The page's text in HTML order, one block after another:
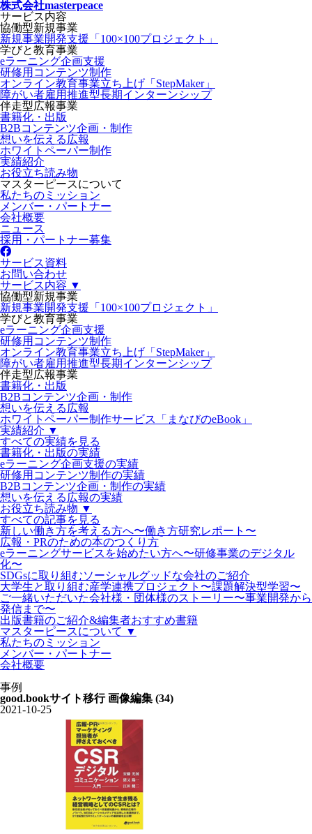
株式会社masterpeace
サービス内容
協働型新規事業
新規事業開発支援「100×100プロジェクト」
学びと教育事業
eラーニング企画支援
研修用コンテンツ制作
オンライン教育事業立ち上げ「StepMaker」
障がい者雇用推進型長期インターンシップ
伴走型広報事業
書籍化・出版
B2Bコンテンツ企画・制作
想いを伝える広報
ホワイトペーパー制作
実績紹介
お役立ち読み物
マスターピースについて
私たちのミッション
メンバー・パートナー
会社概要
ニュース
採用・パートナー募集
サービス資料
お問い合わせ
サービス内容 ▼
協働型新規事業
新規事業開発支援「100×100プロジェクト」
学びと教育事業
eラーニング企画支援
研修用コンテンツ制作
オンライン教育事業立ち上げ「StepMaker」
障がい者雇用推進型長期インターンシップ
伴走型広報事業
書籍化・出版
B2Bコンテンツ企画・制作
想いを伝える広報
ホワイトペーパー制作サービス「まなびのeBook」
実績紹介 ▼
すべての実績を見る
書籍化・出版の実績
eラーニング企画支援の実績
研修用コンテンツ制作の実績
B2Bコンテンツ企画・制作の実績
想いを伝える広報の実績
お役立ち読み物 ▼
すべての記事を見る
新しい働き方を考える方へ〜働き方研究レポート〜
広報・PRのための本のつくり方
eラーニングサービスを始めたい方へ〜研修事業のデジタル
化〜
SDGsに取り組むソーシャルグッドな会社のご紹介
大学生と取り組む産学連携プロジェクト〜課題解決型学習〜
ご一緒いただいた会社様・団体様のストーリー〜事業開発から
発信まで〜
出版書籍のご紹介&編集者おすすめ書籍
マスターピースについて ▼
私たちのミッション
メンバー・パートナー
会社概要
事例
good.bookサイト移行 画像編集 (34)
2021-10-25